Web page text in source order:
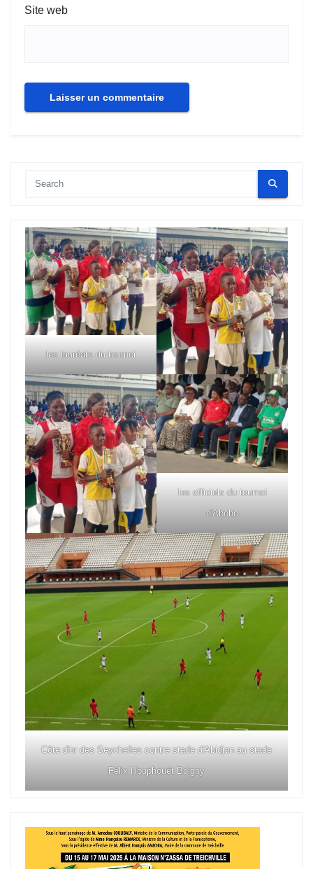
Site web
les lauréats du tournoi
les officiels du tournoi
d'Abobo
Côte d'or des Seychelles contre stade d'Abidjan au stade
Félix Houphouët Boigny